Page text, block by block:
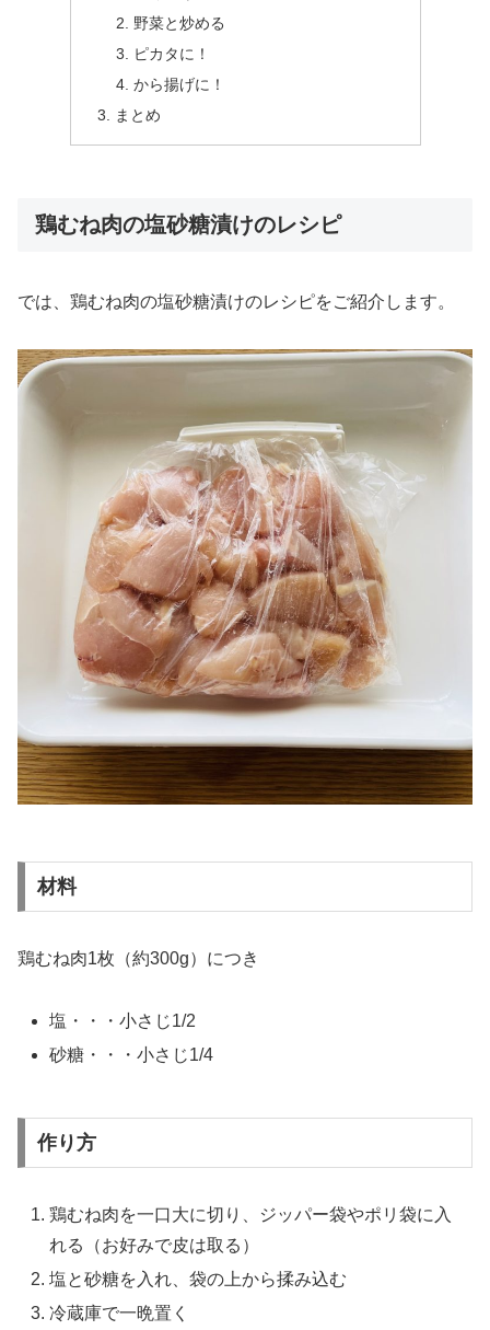
野菜と炒める
ピカタに！
から揚げに！
まとめ
鶏むね肉の塩砂糖漬けのレシピ
では、鶏むね肉の塩砂糖漬けのレシピをご紹介します。
材料
鶏むね肉1枚（約300g）につき
塩・・・小さじ1/2
砂糖・・・小さじ1/4
作り方
鶏むね肉を一口大に切り、ジッパー袋やポリ袋に入
れる（お好みで皮は取る）
塩と砂糖を入れ、袋の上から揉み込む
冷蔵庫で一晩置く